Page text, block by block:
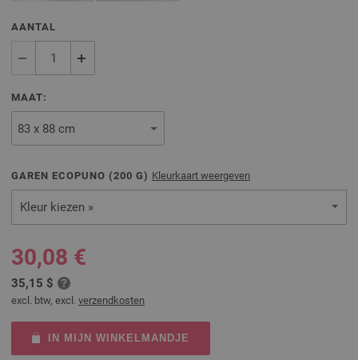
AANTAL
MAAT:
GAREN ECOPUNO (200 G) Kleurkaart weergeven
Kleur kiezen »
30,08 €
35,15 $
excl. btw, excl. verzendkosten
IN MIJN WINKELMANDJE